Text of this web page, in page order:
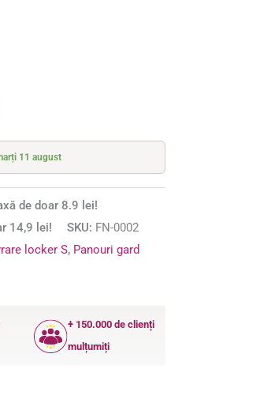
11 august
de doar 8.9 lei!
14,9 lei!
SKU: FN-0002
locker S, Panouri gard
+ 150.000 de clienți
mulțumiți